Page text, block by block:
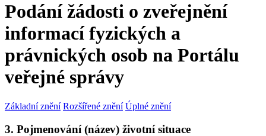
Podání žádosti o zveřejnění
informací fyzických a
právnických osob na Portálu
veřejné správy
Základní znění Rozšířené znění Úplné znění
3. Pojmenování (název) životní situace